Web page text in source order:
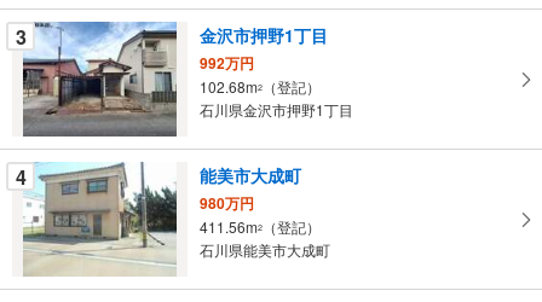
ペ
ー
ジ
に
保
存
す
る
3 金沢市押野1丁目
992万円
102.68m2
（登記）
石川県金沢市押野1丁目
4 能美市大成町
980万円
411.56m2
（登記）
石川県能美市大成町